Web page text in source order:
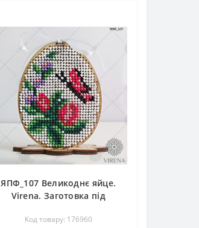
ЯПФ_107 Великоднє яйце.
Virena. Заготовка під
Код товару: 176960